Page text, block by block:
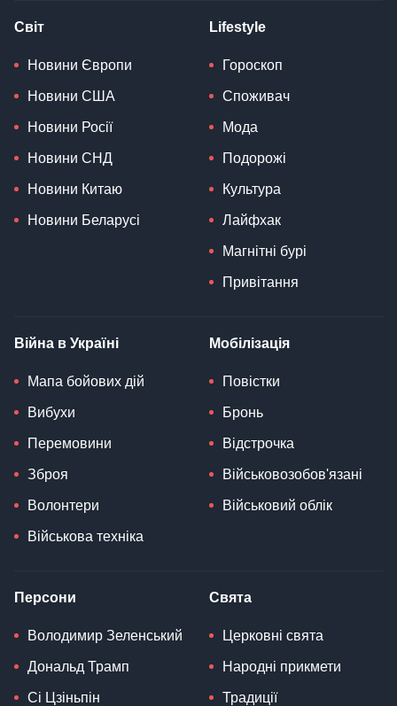
Світ
Новини Європи
Новини США
Новини Росії
Новини СНД
Новини Китаю
Новини Беларусі
Lifestyle
Гороскоп
Споживач
Мода
Подорожі
Культура
Лайфхак
Магнітні бурі
Привітання
Війна в Україні
Мапа бойових дій
Вибухи
Перемовини
Зброя
Волонтери
Військова техніка
Мобілізація
Повістки
Бронь
Відстрочка
Військовозобов'язані
Військовий облік
Персони
Володимир Зеленський
Дональд Трамп
Сі Цзіньпін
Свята
Церковні свята
Народні прикмети
Традиції